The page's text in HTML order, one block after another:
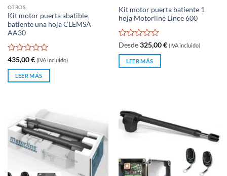
OTROS
Kit motor puerta abatible
batiente una hoja CLEMSA
AA30
Valorado
con
de
435,00€ (IVA incluido)
LEER MÁS
Kit motor puerta batiente 1
hoja Motorline Lince 600
Valorado
con
de
Desde 325,00€ (IVA incluido)
LEER MÁS